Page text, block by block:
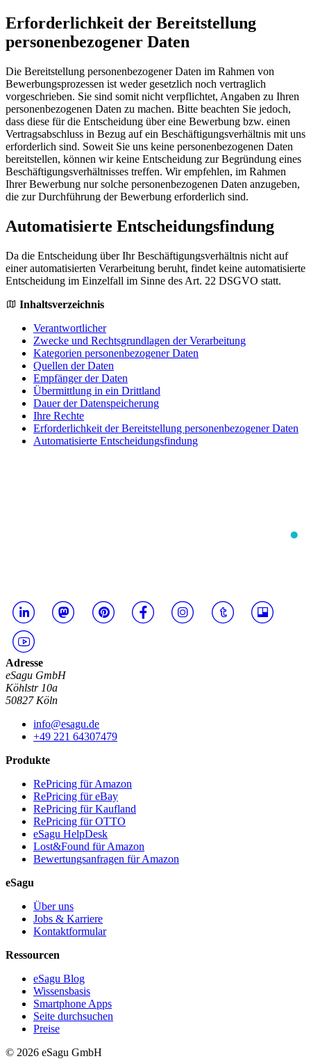
Erforderlichkeit der Bereitstellung
personenbezogener Daten
Die Bereitstellung personenbezogener Daten im Rahmen von
Bewerbungsprozessen ist weder gesetzlich noch vertraglich
vorgeschrieben. Sie sind somit nicht verpflichtet, Angaben zu Ihren
personenbezogenen Daten zu machen. Bitte beachten Sie jedoch,
dass diese für die Entscheidung über eine Bewerbung bzw. einen
Vertragsabschluss in Bezug auf ein Beschäftigungsverhältnis mit uns
erforderlich sind. Soweit Sie uns keine personenbezogenen Daten
bereitstellen, können wir keine Entscheidung zur Begründung eines
Beschäftigungsverhältnisses treffen. Wir empfehlen, im Rahmen
Ihrer Bewerbung nur solche personenbezogenen Daten anzugeben,
die zur Durchführung der Bewerbung erforderlich sind.
Automatisierte Entscheidungsfindung
Da die Entscheidung über Ihr Beschäftigungsverhältnis nicht auf
einer automatisierten Verarbeitung beruht, findet keine automatisierte
Entscheidung im Einzelfall im Sinne des Art. 22 DSGVO statt.
Inhaltsverzeichnis
Verantwortlicher
Zwecke und Rechtsgrundlagen der Verarbeitung
Kategorien personenbezogener Daten
Quellen der Daten
Empfänger der Daten
Übermittlung in ein Drittland
Dauer der Datenspeicherung
Ihre Rechte
Erforderlichkeit der Bereitstellung personenbezogener Daten
Automatisierte Entscheidungsfindung
Adresse
eSagu GmbH
Köhlstr 10a
50827 Köln
info@esagu.de
+49 221 64307479
Produkte
RePricing für Amazon
RePricing für eBay
RePricing für Kaufland
RePricing für OTTO
eSagu HelpDesk
Lost&Found für Amazon
Bewertungsanfragen für Amazon
eSagu
Über uns
Jobs & Karriere
Kontaktformular
Ressourcen
eSagu Blog
Wissensbasis
Smartphone Apps
Seite durchsuchen
Preise
© 2026 eSagu GmbH